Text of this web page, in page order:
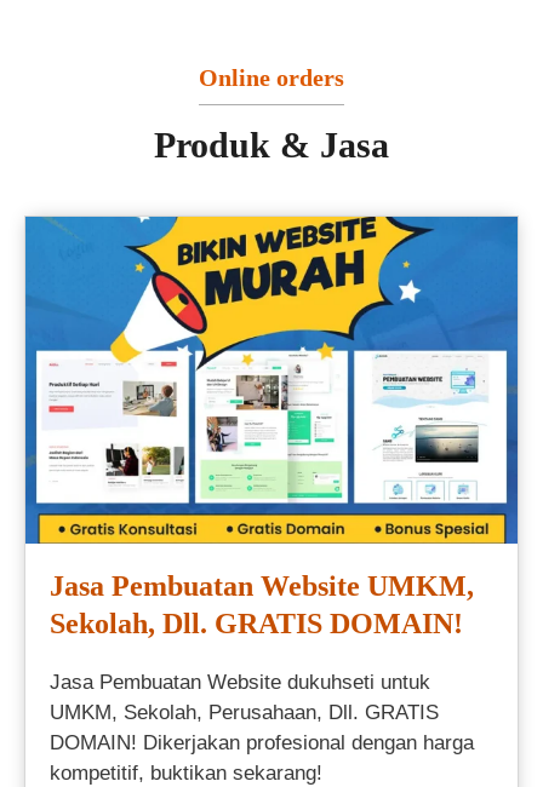
Online orders
Produk & Jasa
Jasa Pembuatan Website UMKM,
Sekolah, Dll. GRATIS DOMAIN!
Jasa Pembuatan Website dukuhseti untuk
UMKM, Sekolah, Perusahaan, Dll. GRATIS
DOMAIN! Dikerjakan profesional dengan harga
kompetitif, buktikan sekarang!